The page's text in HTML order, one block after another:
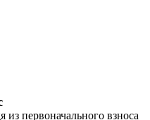
из первоначального взноса